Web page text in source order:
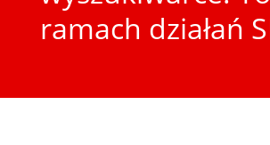
ramach działań